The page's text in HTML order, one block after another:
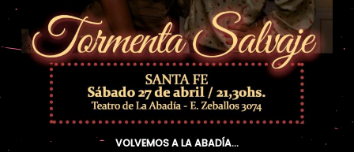
VOLVEMOS A LA ABADÍA…